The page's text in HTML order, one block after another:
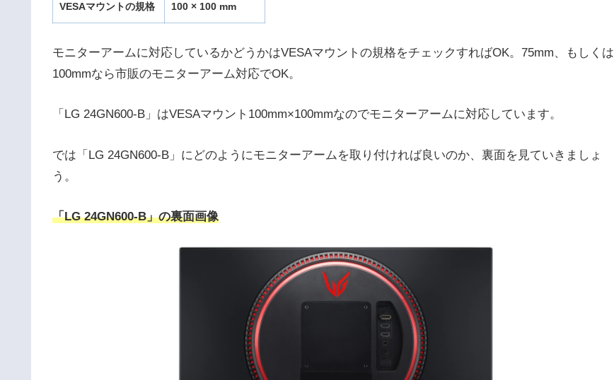
VESAマウントの規格 100 × 100 mm
モニターアームに対応しているかどうかはVESAマウントの規格をチェックすればOK。75mm、もしくは
100mmなら市販のモニターアーム対応でOK。
「LG 24GN600-B」はVESAマウント100mm×100mmなのでモニターアームに対応しています。
では「LG 24GN600-B」にどのようにモニターアームを取り付ければ良いのか、裏面を見ていきましょ
う。
「LG 24GN600-B」の裏面画像